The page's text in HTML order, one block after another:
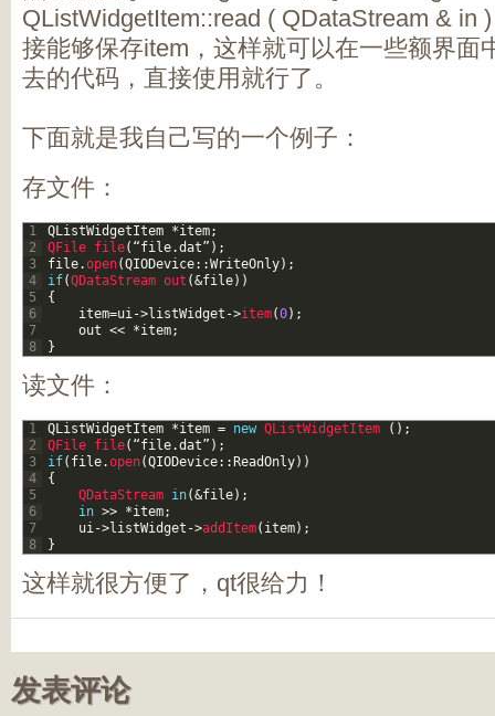
QListWidgetItem::read ( QDataStream & in
接能够保存item，这样就可以在一些额界面
去的代码，直接使用就行了。
下面就是我自己写的一个例子：
存文件：
1
2
3
4
5
6
7
8
QListWidgetItem *item;
QFile file( “file.dat” ) ;
file.open(QIODevice::WriteOnly) ;
if(QDataStream out (&file) )
{
item=ui->listWidget ->item(0) ;
out << *item;
}
读文件：
1
2
3
4
5
6
7
8
QListWidgetItem *item = new QListWidgetItem ( ) ;
QFile file( “file.dat” ) ;
if( file.open(QIODevice:: ReadOnly) )
{
QDataStream in(&file) ;
in >> *item;
ui->listWidget ->addItem( item) ;
}
这样就很方便了，qt很给力！
发表评论